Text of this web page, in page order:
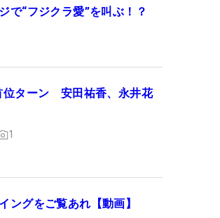
で“フジクラ愛”を叫ぶ！？
位ターン 安田祐香、永井花
1
ングをご覧あれ【動画】